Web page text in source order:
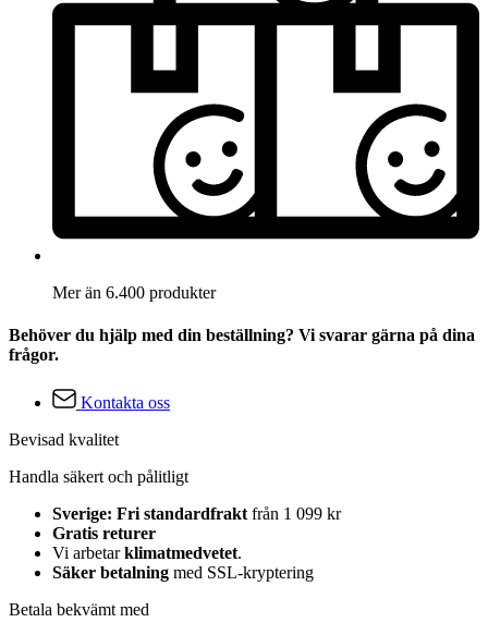
Mer än 6.400 produkter
Behöver du hjälp med din beställning? Vi svarar gärna på dina
frågor.
Kontakta oss
Bevisad kvalitet
Handla säkert och pålitligt
Sverige: Fri standardfrakt från 1 099 kr
Gratis returer
Vi arbetarklimatmedvetet.
Säker betalning med SSL-kryptering
Betala bekvämt med